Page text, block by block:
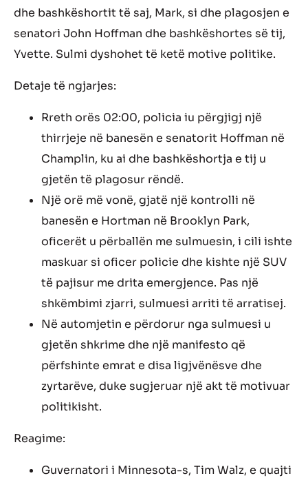
dhe bashkëshortit të saj, Mark, si dhe plagosjen e
senatori John Hoffman dhe bashkëshortes së tij,
Yvette. Sulmi dyshohet të ketë motive politike.
Detaje të ngjarjes:
Rreth orës 02:00, policia iu përgjigj një
thirrjeje në banesën e senatorit Hoffman në
Champlin, ku ai dhe bashkëshortja e tij u
gjetën të plagosur rëndë.
Një orë më vonë, gjatë një kontrolli në
banesën e Hortman në Brooklyn Park,
oficerët u përballën me sulmuesin, i cili ishte
maskuar si oficer policie dhe kishte një SUV
të pajisur me drita emergjence. Pas një
shkëmbimi zjarri, sulmuesi arriti të arratisej.
Në automjetin e përdorur nga sulmuesi u
gjetën shkrime dhe një manifesto që
përfshinte emrat e disa ligjvënësve dhe
zyrtarëve, duke sugjeruar një akt të motivuar
politikisht.
Reagime:
Guvernatori i Minnesota-s, Tim Walz, e quajti